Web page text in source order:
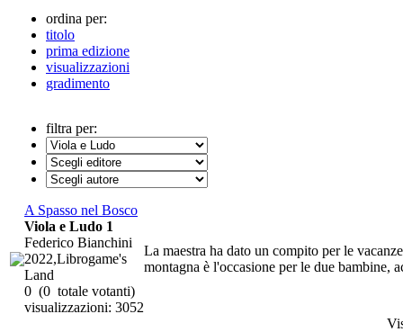
ordina per:
titolo
prima edizione
visualizzazioni
gradimento
filtra per:
A Spasso nel Bosco
La maestra ha dato un compito per le
montagna è l'occasione per le due bambine,
Viola e Ludo 1
Federico Bianchini
2022,Librogame's
Land
0 (0 totale votanti)
visualizzazioni: 3052